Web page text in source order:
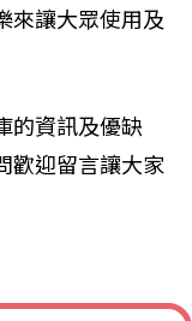
來讓大眾使用及
的資訊及優缺
歡迎留言讓大家